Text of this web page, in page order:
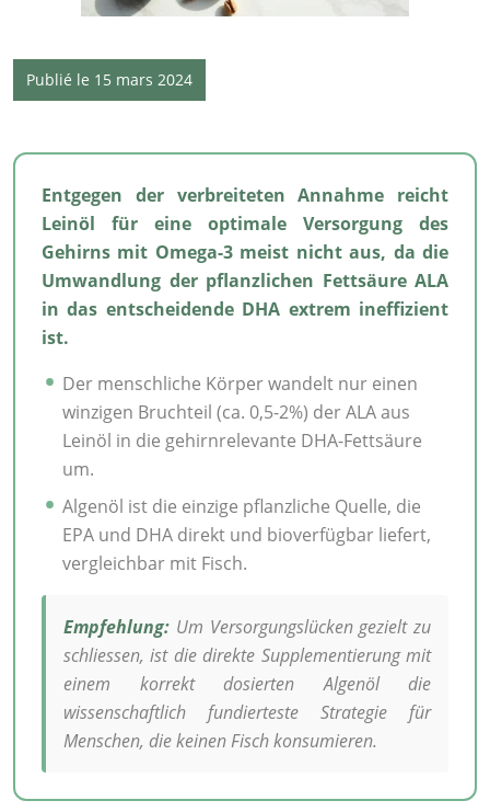
Publié le 15 mars 2024
Entgegen der verbreiteten Annahme reicht
Leinöl für eine optimale Versorgung des
Gehirns mit Omega-3 meist nicht aus, da die
Umwandlung der pflanzlichen Fettsäure ALA
in das entscheidende DHA extrem ineffizient
ist.
Der menschliche Körper wandelt nur einen
winzigen Bruchteil (ca. 0,5-2%) der ALA aus
Leinöl in die gehirnrelevante DHA-Fettsäure
um.
Algenöl ist die einzige pflanzliche Quelle, die
EPA und DHA direkt und bioverfügbar liefert,
vergleichbar mit Fisch.
Empfehlung: Um Versorgungslücken gezielt zu
schliessen, ist die direkte Supplementierung mit
einem korrekt dosierten Algenöl die
wissenschaftlich fundierteste Strategie für
Menschen, die keinen Fisch konsumieren.